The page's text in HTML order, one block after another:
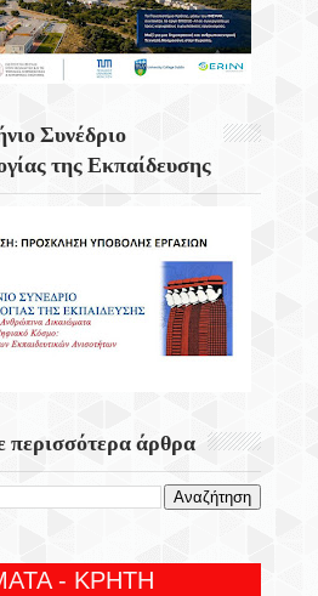
Έκπτωση
Ρότερνταμ
«αόρατη» Πάθηση Πίσω
Και Την Έλλειψη
– Αντίρριου
Συνέδριο
της Εκπαίδευσης
περισσότερα άρθρα
- ΚΡΗΤΗ